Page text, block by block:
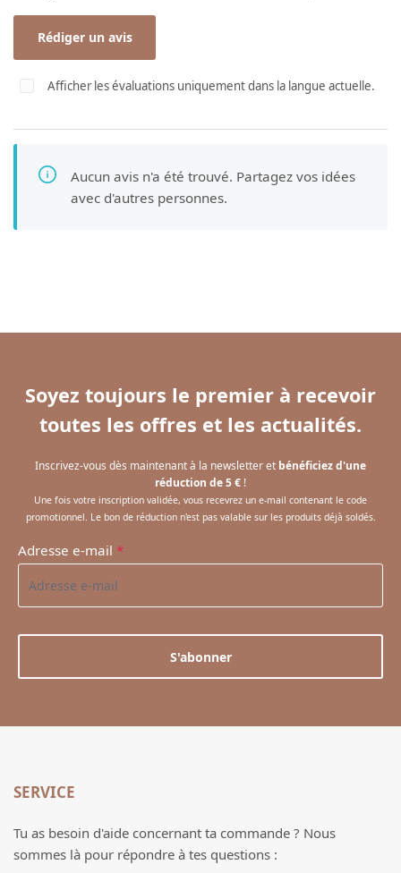
Rédiger un avis
Afficher les évaluations uniquement dans la langue actuelle.
Aucun avis n'a été trouvé. Partagez vos idées
avec d'autres personnes.
Soyez toujours le premier à recevoir
toutes les offres et les actualités.
Inscrivez-vous dès maintenant à la newsletter et bénéficiez d'une
réduction de 5 € !
Une fois votre inscription validée, vous recevrez un e-mail contenant le code
promotionnel. Le bon de réduction n'est pas valable sur les produits déjà soldés.
Adresse e-mail *
S'abonner
SERVICE
Tu as besoin d'aide concernant ta commande ? Nous
sommes là pour répondre à tes questions :